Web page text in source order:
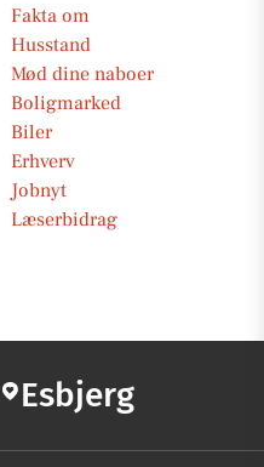
Fakta om
Husstand
Mød dine naboer
Boligmarked
Biler
Erhverv
Jobnyt
Læserbidrag
Esbjerg